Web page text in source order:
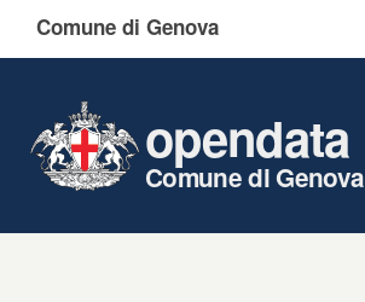
Comune di Genova
opendata
Comune di Genova